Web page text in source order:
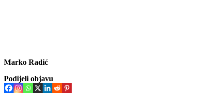
Marko Radić
Podijeli objavu